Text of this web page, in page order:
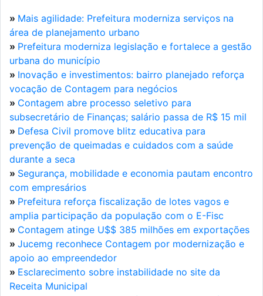
» Mais agilidade: Prefeitura moderniza serviços na
área de planejamento urbano
» Prefeitura moderniza legislação e fortalece a gestão
urbana do município
» Inovação e investimentos: bairro planejado reforça
vocação de Contagem para negócios
» Contagem abre processo seletivo para
subsecretário de Finanças; salário passa de R$ 15 mil
» Defesa Civil promove blitz educativa para
prevenção de queimadas e cuidados com a saúde
durante a seca
» Segurança, mobilidade e economia pautam encontro
com empresários
» Prefeitura reforça fiscalização de lotes vagos e
amplia participação da população com o E-Fisc
» Contagem atinge U$$ 385 milhões em exportações
» Jucemg reconhece Contagem por modernização e
apoio ao empreendedor
» Esclarecimento sobre instabilidade no site da
Receita Municipal